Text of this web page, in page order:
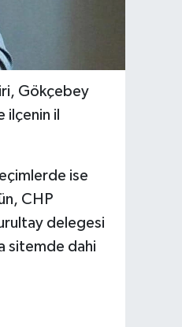
Gökçebey
ilçenin il
ise
CHP
delegesi
sitemde dahi